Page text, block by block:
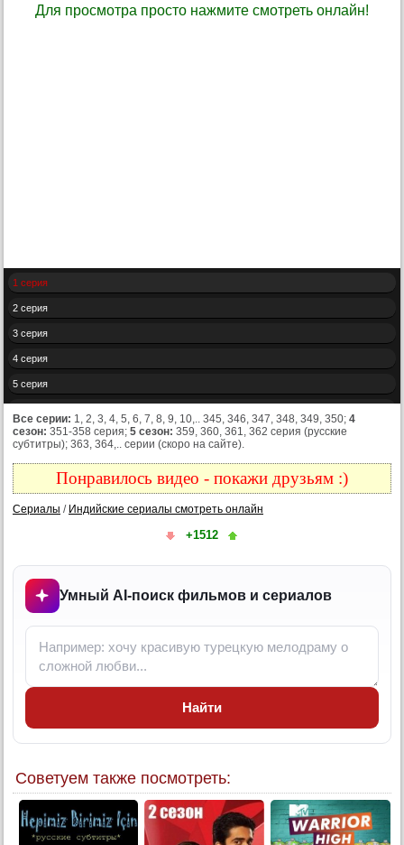
Для просмотра просто нажмите смотреть онлайн!
1 серия
2 серия
3 серия
4 серия
5 серия
7 серия
9 серия
10 серия
13 серия
14 серия
16 серия
17 серия
19 серия
22 серия
23 серия
Все серии: 1, 2, 3, 4, 5, 6, 7, 8, 9, 10,.. 345, 346, 347, 348, 349, 350; 4
сезон: 351-358 серия; 5 сезон: 359, 360, 361, 362 серия (русские
субтитры); 363, 364,.. серии (скоро на сайте).
Понравилось видео - покажи друзьям :)
Сериалы / Индийские сериалы смотреть онлайн
+1512
Умный AI-поиск фильмов и сериалов
Найти
Советуем также посмотреть: